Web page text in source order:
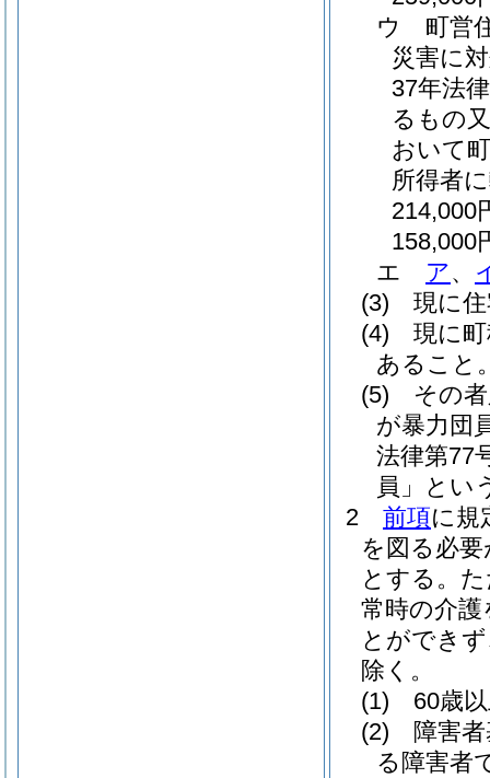
ウ
町営
災害に
37年法
るもの
おいて
所得者
214,000
158,000
エ
ア、
(3)
現に
(4)
現に
あること
(5)
その
が暴力団
法律第77
員」とい
2
前項に規
を図る必
とする。
常時の介
とができ
除く。
(1)
60歳
(2)
障害
る障害者